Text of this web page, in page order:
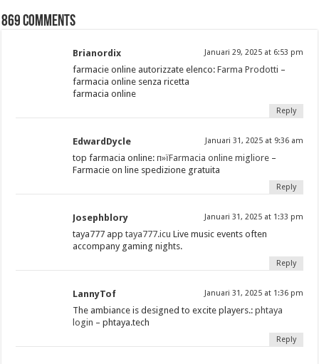
869 comments
Brianordix Januari 29, 2025 at 6:53 pm
farmacie online autorizzate elenco:Farma Prodotti –
farmacia online senza ricetta
farmacia online
Reply
EdwardDycle Januari 31, 2025 at 9:36 am
top farmacia online: п»їFarmacia online migliore –
Farmacie on line spedizione gratuita
Reply
Josephblory Januari 31, 2025 at 1:33 pm
taya777 apptaya777.icu Live music events often
accompany gaming nights.
Reply
LannyTof Januari 31, 2025 at 1:36 pm
The ambiance is designed to excite players.:phtaya
login – phtaya.tech
Reply